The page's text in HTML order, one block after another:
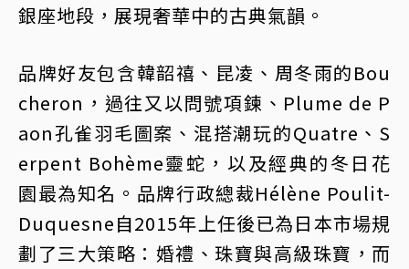
銀座地段，展現奢華中的古典氣韻。
品牌好友包含韓韶禧、昆凌、周冬雨的Bou
cheron，過往又以問號項鍊、Plume de P
aon孔雀羽毛圖案、混搭潮玩的Quatre、S
erpent Bohème靈蛇，以及經典的冬日花
園最為知名。品牌行政總裁Hélène Poulit-
Duquesne自2015年上任後已為日本市場規
劃了三大策略：婚禮、珠寶與高級珠寶，而